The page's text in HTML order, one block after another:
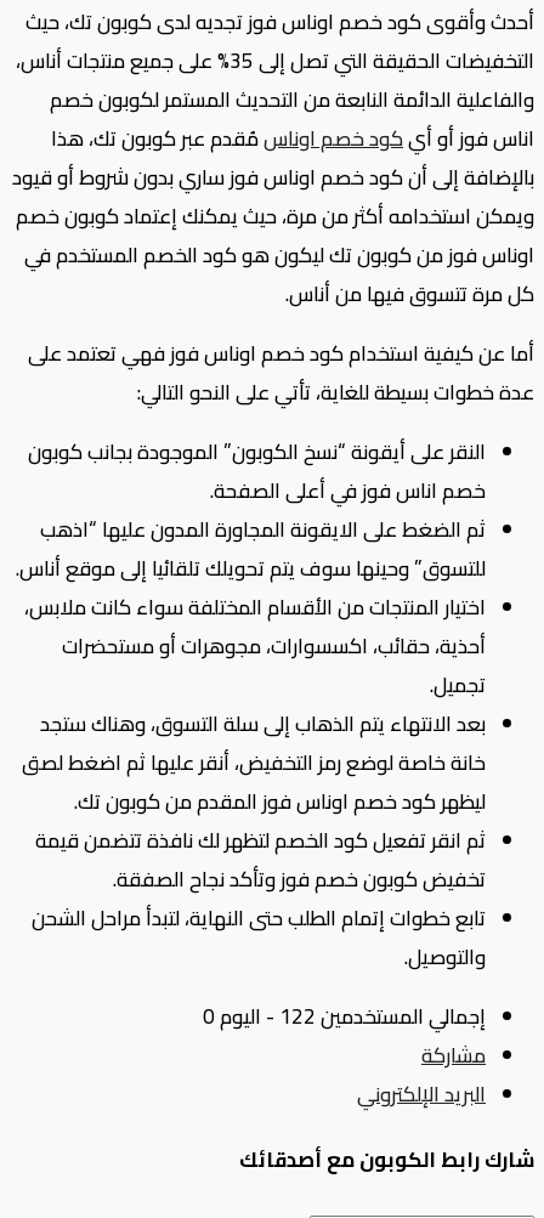
أحدث وأقوى كود خصم اوناس فوز تجديه لدى كوبون تك، حيث
التخفيضات الحقيقة التي تصل إلى 35% على جميع منتجات أناس،
والفاعلية الدائمة النابعة من التحديث المستمر لكوبون خصم
اناس فوز أو أيكود خصم اوناسمُقدم عبر كوبون تك، هذا
بالإضافة إلى أن كود خصم اوناس فوز ساري بدون شروط أو قيود
ويمكن استخدامه أكثر من مرة، حيث يمكنك إعتماد كوبون خصم
اوناس فوز من كوبون تك ليكون هو كود الخصم المستخدم في
كل مرة تتسوق فيها من أناس.
أما عن كيفية استخدام كود خصم اوناس فوز فهي تعتمد على
عدة خطوات بسيطة للغاية، تأتي على النحو التالي:
النقر على أيقونة “نسخ الكوبون” الموجودة بجانب كوبون
خصم اناس فوز في أعلى الصفحة.
ثم الضغط على الايقونة المجاورة المدون عليها “اذهب
للتسوق” وحينها سوف يتم تحويلك تلقائيا إلى موقع أناس.
اختيار المنتجات من الأقسام المختلفة سواء كانت ملابس،
أحذية، حقائب، اكسسوارات، مجوهرات أو مستحضرات
تجميل.
بعد الانتهاء يتم الذهاب إلى سلة التسوق، وهناك ستجد
خانة خاصة لوضع رمز التخفيض، أنقر عليها ثم اضغط لصق
ليظهر كود خصم اوناس فوز المقدم من كوبون تك.
ثم انقر تفعيل كود الخصم لتظهر لك نافذة تتضمن قيمة
تخفيض كوبون خصم فوز وتأكد نجاح الصفقة.
تابع خطوات إتمام الطلب حتى النهاية، لتبدأ مراحل الشحن
والتوصيل.
إجمالي المستخدمين 122 - اليوم 0
مشاركة
البريد الإلكتروني
شارك رابط الكوبون مع أصدقائك